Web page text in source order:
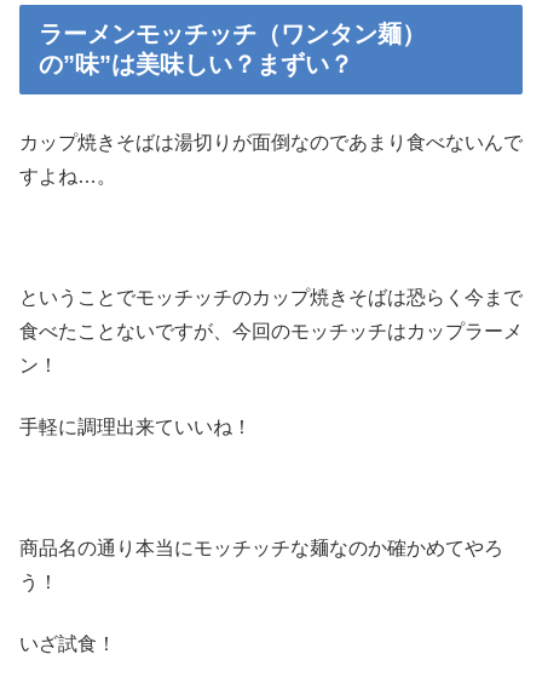
ラーメンモッチッチ（ワンタン麺）
の”味”は美味しい？まずい？
カップ焼きそばは湯切りが面倒なのであまり食べないんで
すよね…。
ということでモッチッチのカップ焼きそばは恐らく今まで
食べたことないですが、今回のモッチッチはカップラーメ
ン！
手軽に調理出来ていいね！
商品名の通り本当にモッチッチな麺なのか確かめてやろ
う！
いざ試食！